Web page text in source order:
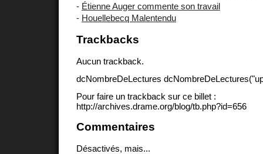
- Étienne Auger commente son travail
- Houellebecq Malentendu
Trackbacks
Aucun trackback.
dcNombreDeLectures
Pour faire un trackback sur ce billet :
http://archives.drame.org/blog/tb.php?id=656
Commentaires
Désactivés, mais...